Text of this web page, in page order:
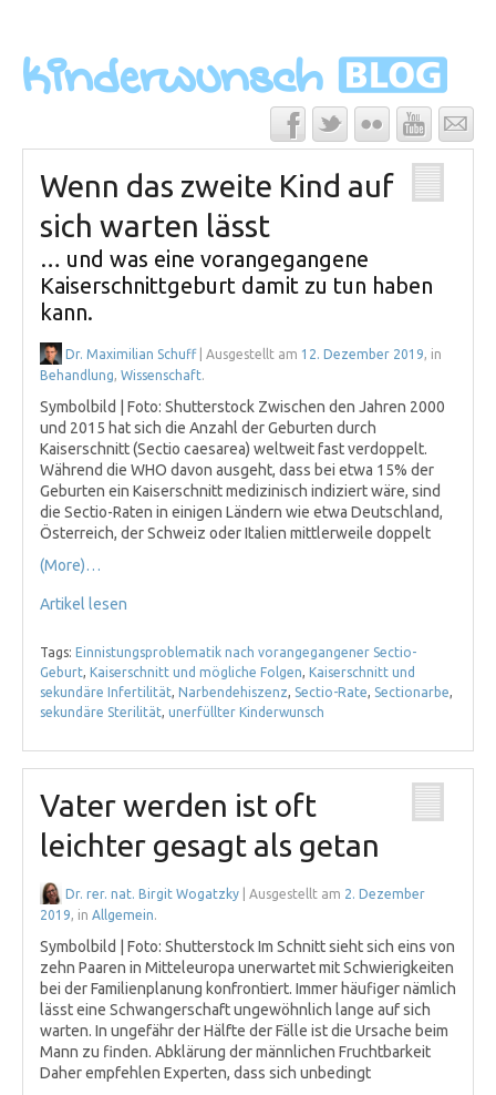
Wenn das zweite Kind auf
sich warten lässt
… und was eine vorangegangene
Kaiserschnittgeburt damit zu tun haben
kann.
Dr. Maximilian Schuff| Ausgestellt am 12. Dezember 2019, in
Behandlung, Wissenschaft.
Symbolbild | Foto: Shutterstock Zwischen den Jahren 2000
und 2015 hat sich die Anzahl der Geburten durch
Kaiserschnitt (Sectio caesarea) weltweit fast verdoppelt.
Während die WHO davon ausgeht, dass bei etwa 15% der
Geburten ein Kaiserschnitt medizinisch indiziert wäre, sind
die Sectio-Raten in einigen Ländern wie etwa Deutschland,
Österreich, der Schweiz oder Italien mittlerweile doppelt
(More)…
Artikel lesen
Tags: Einnistungsproblematik nach vorangegangener Sectio-
Geburt, Kaiserschnitt und mögliche Folgen, Kaiserschnitt und
sekundäre Infertilität, Narbendehiszenz, Sectio-Rate, Sectionarbe,
sekundäre Sterilität, unerfüllter Kinderwunsch
Vater werden ist oft
leichter gesagt als getan
Dr. rer. nat. Birgit Wogatzky | Ausgestellt am 2. Dezember
2019, in Allgemein.
Symbolbild | Foto: Shutterstock Im Schnitt sieht sich eins von
zehn Paaren in Mitteleuropa unerwartet mit Schwierigkeiten
bei der Familienplanung konfrontiert. Immer häufiger nämlich
lässt eine Schwangerschaft ungewöhnlich lange auf sich
warten. In ungefähr der Hälfte der Fälle ist die Ursache beim
Mann zu finden. Abklärung der männlichen Fruchtbarkeit
Daher empfehlen Experten, dass sich unbedingt